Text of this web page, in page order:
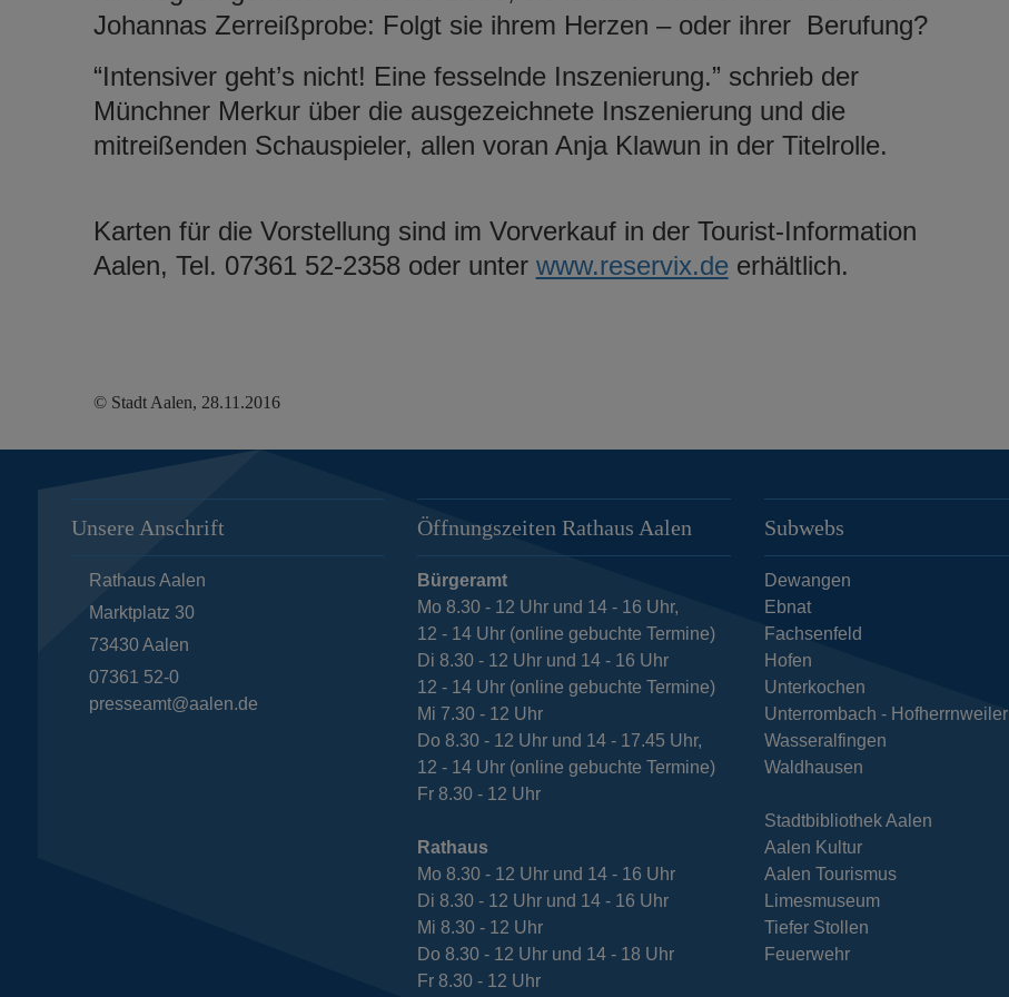
Johannas Zerreißprobe: Folgt sie ihrem Herzen – oder ihrer Berufung?
“Intensiver geht’s nicht! Eine fesselnde Inszenierung.” schrieb der
Münchner Merkur über die ausgezeichnete Inszenierung und die
mitreißenden Schauspieler, allen voran Anja Klawun in der Titelrolle.
Karten für die Vorstellung sind im Vorverkauf in der Tourist-Information
Aalen, Tel. 07361 52-2358 oder unter www.reservix.deerhältlich.
© Stadt Aalen, 28.11.2016
Unsere Anschrift
Rathaus Aalen
Marktplatz 30
73430 Aalen
07361 52-0
presseamt@aalen.de
Öffnungszeiten Rathaus Aalen
Bürgeramt
Mo 8.30 - 12 Uhr und 14 - 16 Uhr,
12 - 14 Uhr (online gebuchte Termine)
Di 8.30 - 12 Uhr und 14 - 16 Uhr
12 - 14 Uhr (online gebuchte Termine)
Mi 7.30 - 12 Uhr
Do 8.30 - 12 Uhr und 14 - 17.45 Uhr,
12 - 14 Uhr (online gebuchte Termine)
Fr 8.30 - 12 Uhr
Rathaus
Mo 8.30 - 12 Uhr und 14 - 16 Uhr
Di 8.30 - 12 Uhr und 14 - 16 Uhr
Mi 8.30 - 12 Uhr
Do 8.30 - 12 Uhr und 14 - 18 Uhr
Fr 8.30 - 12 Uhr
Subwebs
Dewangen
Ebnat
Fachsenfeld
Hofen
Unterkochen
Unterrombach - Hofherrnweiler
Wasseralfingen
Waldhausen
Stadtbibliothek Aalen
Aalen Kultur
Aalen Tourismus
Limesmuseum
Tiefer Stollen
Feuerwehr